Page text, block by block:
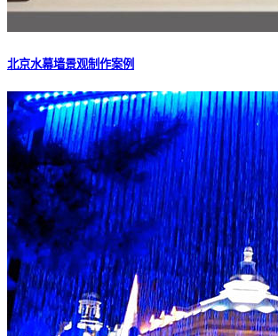
北京水幕墙景观制作案例